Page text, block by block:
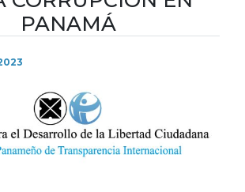
PANAMÁ